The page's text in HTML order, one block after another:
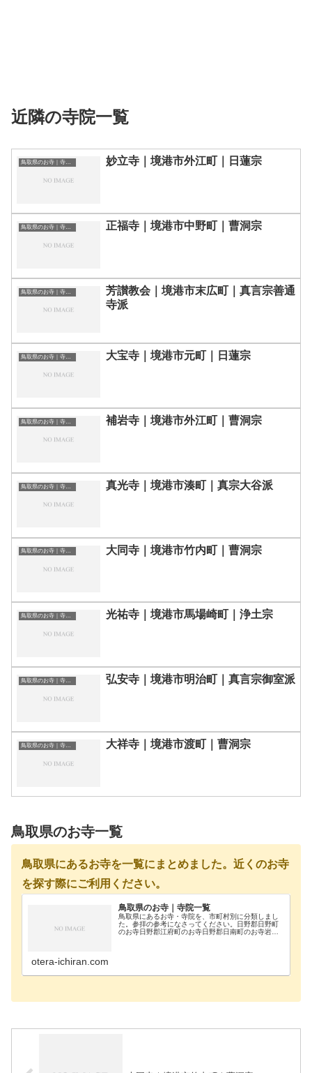
近隣の寺院一覧
鳥取県のお寺｜寺院一覧 妙立寺｜境港市外江町｜日蓮宗
鳥取県のお寺｜寺院一覧 正福寺｜境港市中野町｜曹洞宗
鳥取県のお寺｜寺院一覧
芳讃教会｜境港市末広町｜真言宗善通
寺派
鳥取県のお寺｜寺院一覧 大宝寺｜境港市元町｜日蓮宗
鳥取県のお寺｜寺院一覧 補岩寺｜境港市外江町｜曹洞宗
鳥取県のお寺｜寺院一覧 真光寺｜境港市湊町｜真宗大谷派
鳥取県のお寺｜寺院一覧 大同寺｜境港市竹内町｜曹洞宗
鳥取県のお寺｜寺院一覧 光祐寺｜境港市馬場崎町｜浄土宗
鳥取県のお寺｜寺院一覧 弘安寺｜境港市明治町｜真言宗御室派
鳥取県のお寺｜寺院一覧 大祥寺｜境港市渡町｜曹洞宗
鳥取県のお寺一覧
鳥取県にあるお寺を一覧にまとめました。近くのお寺
を探す際にご利用ください。
鳥取県のお寺｜寺院一覧
鳥取県にあるお寺・寺院を、市町村別に分類しまし
た。参拝の参考になさってください。日野郡日野町
のお寺日野郡江府町のお寺日野郡日南町のお寺岩美
otera-ichiran.com